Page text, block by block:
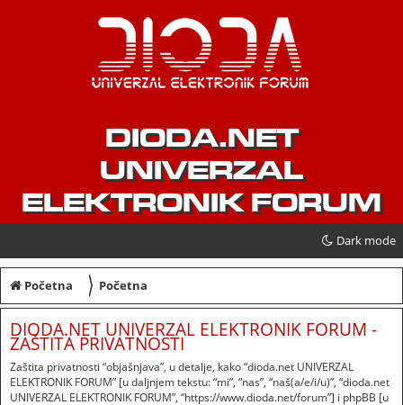
DIODA.NET
UNIVERZAL
ELEKTRONIK FORUM
Dark mode
Početna 〉 Početna
DIODA.NET UNIVERZAL ELEKTRONIK FORUM -
ZAŠTITA PRIVATNOSTI
Zaštita privatnosti “objašnjava”, u detalje, kako “dioda.net UNIVERZAL
ELEKTRONIK FORUM” [u daljnjem tekstu: “mi”, “nas”, “naš(a/e/i/u)”, “dioda.net
UNIVERZAL ELEKTRONIK FORUM”, “https://www.dioda.net/forum”] i phpBB [u